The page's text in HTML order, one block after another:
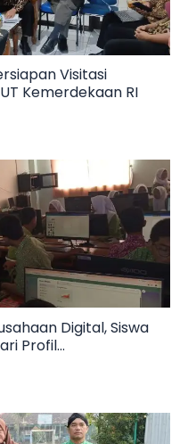
Visitasi
Kemerdekaan RI
Digital, Siswa
Profil
Branding UMKM